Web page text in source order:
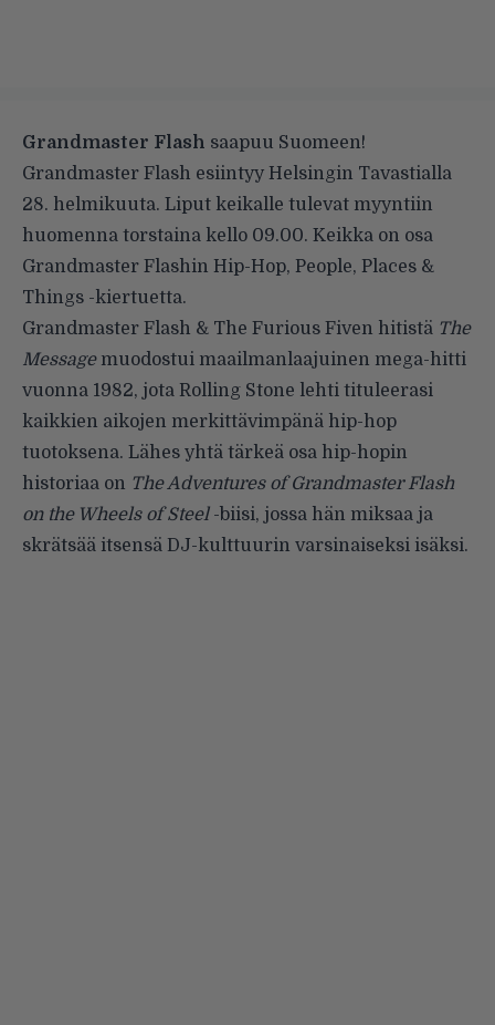
Grandmaster Flash saapuu Suomeen!
Grandmaster Flash esiintyy Helsingin Tavastialla
28. helmikuuta. Liput keikalle tulevat myyntiin
huomenna torstaina kello 09.00. Keikka on osa
Grandmaster Flashin Hip-Hop, People, Places &
Things -kiertuetta.
Grandmaster Flash & The Furious Fiven hitistä The
Messagemuodostui maailmanlaajuinen mega-hitti
vuonna 1982, jota Rolling Stone lehti tituleerasi
kaikkien aikojen merkittävimpänä hip-hop
tuotoksena. Lähes yhtä tärkeä osa hip-hopin
historiaa on The Adventures of Grandmaster Flash
on the Wheels of Steel-biisi, jossa hän miksaa ja
skrätsää itsensä DJ-kulttuurin varsinaiseksi isäksi.